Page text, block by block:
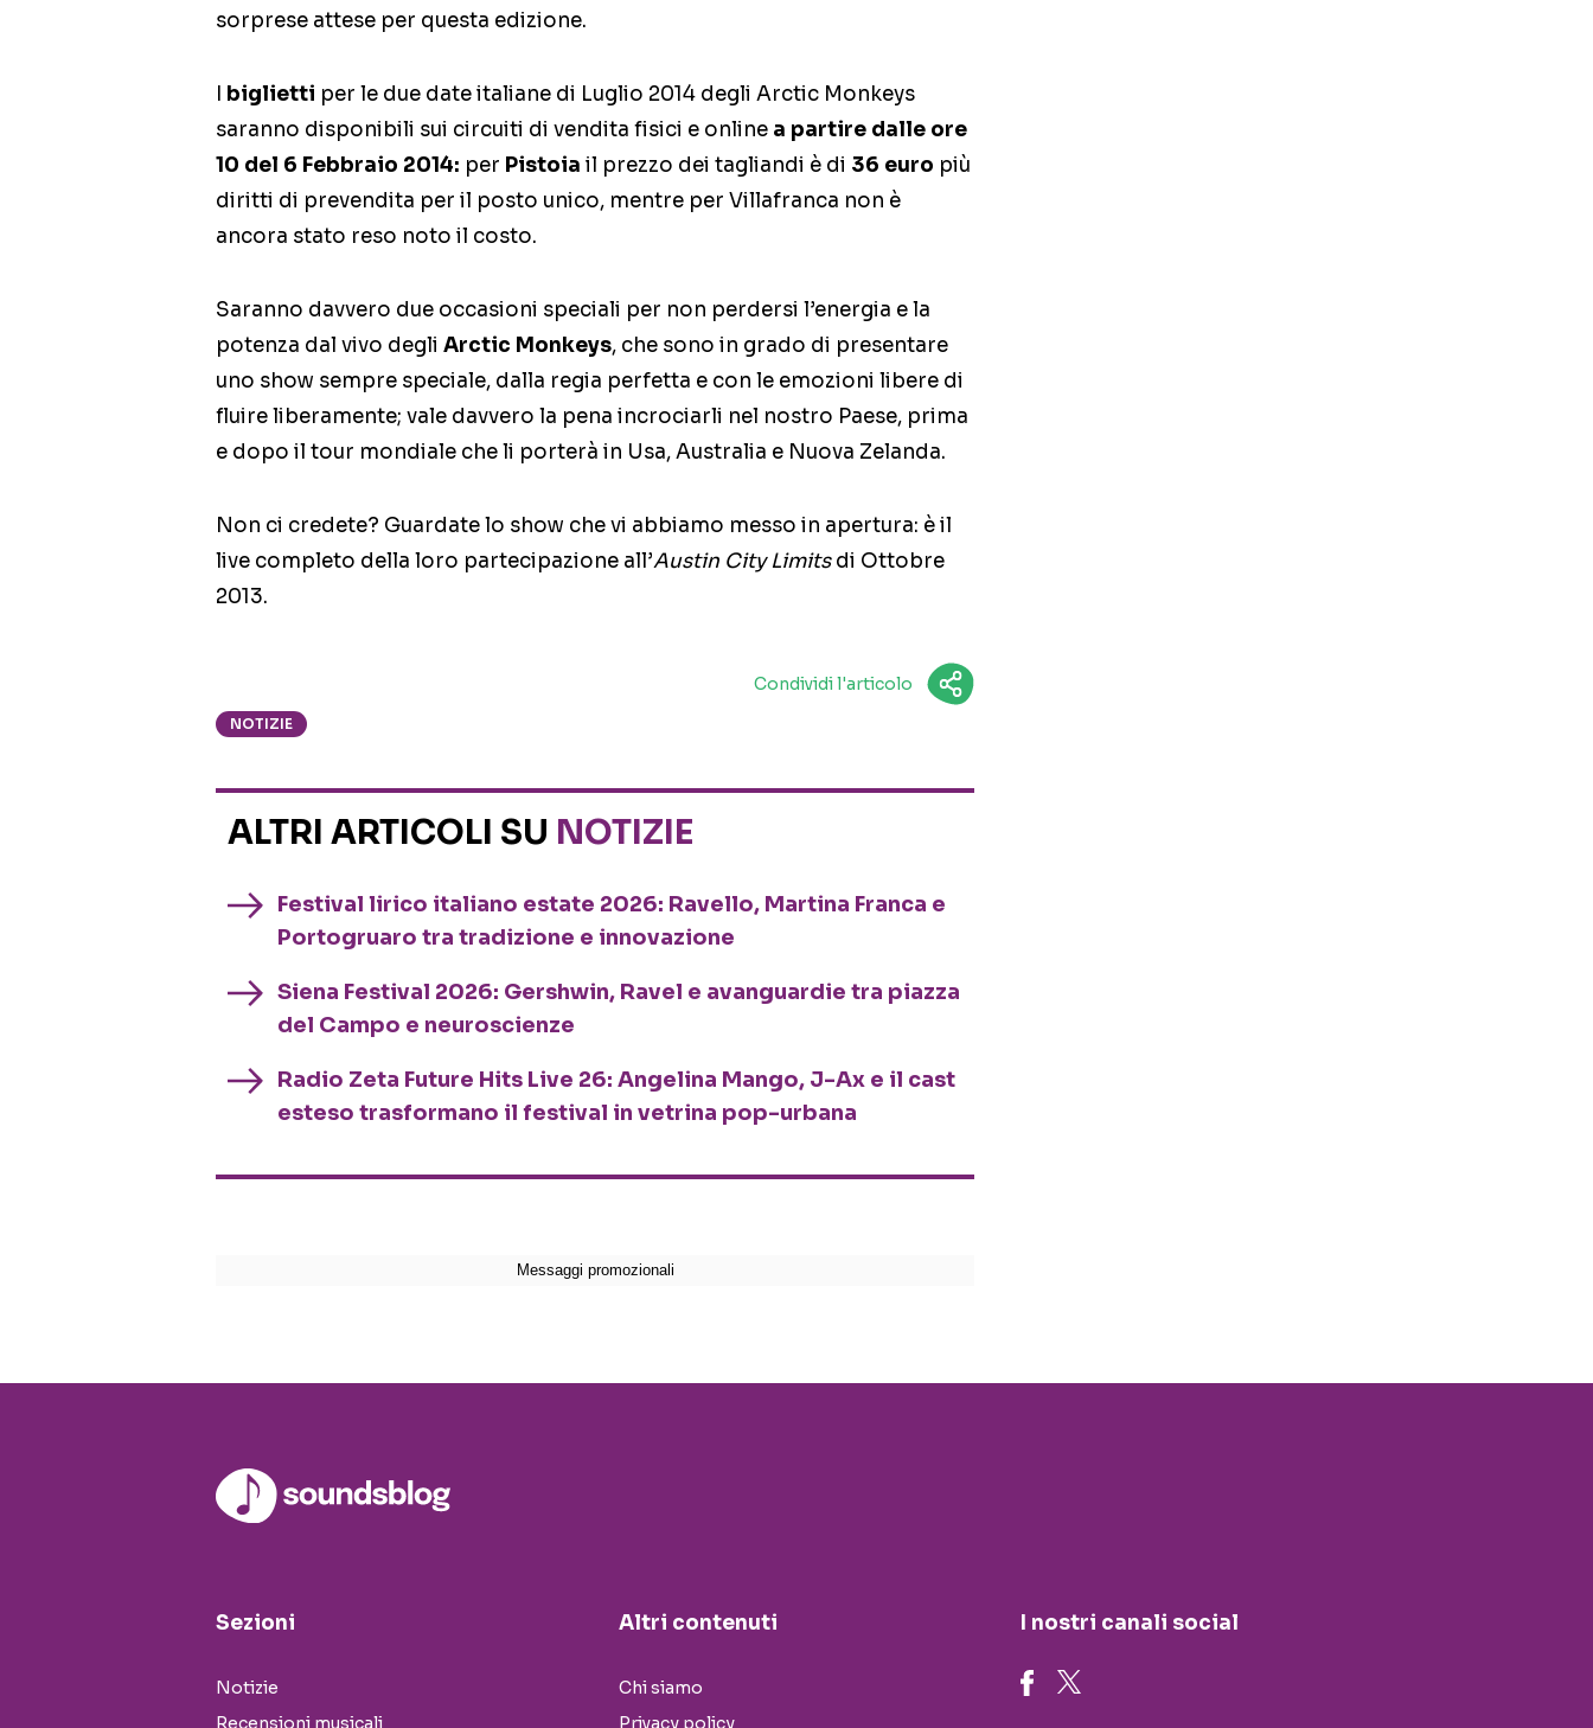
sorprese attese per questa edizione.
I biglietti per le due date italiane di Luglio 2014 degli Arctic Monkeys
saranno disponibili sui circuiti di vendita fisici e online a partire dalle ore
10 del 6 Febbraio 2014: per Pistoia il prezzo dei tagliandi è di 36 euro più
diritti di prevendita per il posto unico, mentre per Villafranca non è
ancora stato reso noto il costo.
Saranno davvero due occasioni speciali per non perdersi l’energia e la
potenza dal vivo degli Arctic Monkeys, che sono in grado di presentare
uno show sempre speciale, dalla regia perfetta e con le emozioni libere di
fluire liberamente; vale davvero la pena incrociarli nel nostro Paese, prima
e dopo il tour mondiale che li porterà in Usa, Australia e Nuova Zelanda.
Non ci credete? Guardate lo show che vi abbiamo messo in apertura: è il
live completo della loro partecipazione all’Austin City Limitsdi Ottobre
2013.
Condividi l'articolo
NOTIZIE
ALTRI ARTICOLI SU NOTIZIE
Festival lirico italiano estate 2026: Ravello, Martina Franca e
Portogruaro tra tradizione e innovazione
Siena Festival 2026: Gershwin, Ravel e avanguardie tra piazza
del Campo e neuroscienze
Radio Zeta Future Hits Live 26: Angelina Mango, J-Ax e il cast
esteso trasformano il festival in vetrina pop-urbana
Sezioni
Notizie
Recensioni musicali
Altri contenuti
Chi siamo
Privacy policy
I nostri canali social